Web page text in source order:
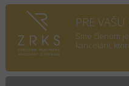
PRE
Sme členom
kancelárii,